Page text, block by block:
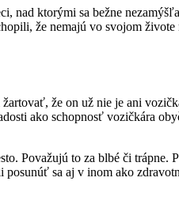
nad ktorými sa bežne
že nemajú vo svojom živote
že on už nie je ani
ako schopnosť vozičkára
Považujú to za blbé či trápne.
sa aj v inom ako